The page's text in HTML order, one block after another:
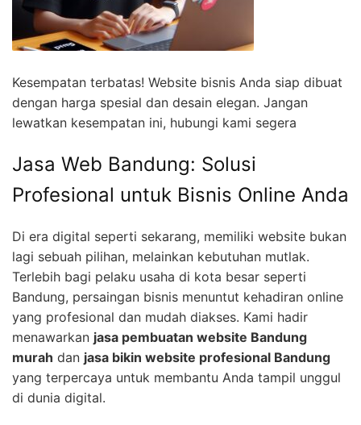
Kesempatan terbatas! Website bisnis Anda siap dibuat
dengan harga spesial dan desain elegan. Jangan
lewatkan kesempatan ini, hubungi kami segera
Jasa Web Bandung: Solusi
Profesional untuk Bisnis Online Anda
Di era digital seperti sekarang, memiliki website bukan
lagi sebuah pilihan, melainkan kebutuhan mutlak.
Terlebih bagi pelaku usaha di kota besar seperti
Bandung, persaingan bisnis menuntut kehadiran online
yang profesional dan mudah diakses. Kami hadir
menawarkan jasa pembuatan website Bandung
murah dan jasa bikin website profesional Bandung
yang terpercaya untuk membantu Anda tampil unggul
di dunia digital.